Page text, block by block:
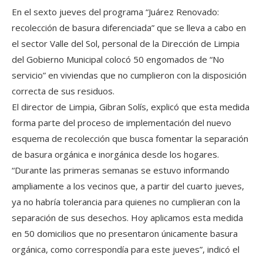
En el sexto jueves del programa “Juárez Renovado:
recolección de basura diferenciada” que se lleva a cabo en
el sector Valle del Sol, personal de la Dirección de Limpia
del Gobierno Municipal colocó 50 engomados de “No
servicio” en viviendas que no cumplieron con la disposición
correcta de sus residuos.
El director de Limpia, Gibran Solís, explicó que esta medida
forma parte del proceso de implementación del nuevo
esquema de recolección que busca fomentar la separación
de basura orgánica e inorgánica desde los hogares.
“Durante las primeras semanas se estuvo informando
ampliamente a los vecinos que, a partir del cuarto jueves,
ya no habría tolerancia para quienes no cumplieran con la
separación de sus desechos. Hoy aplicamos esta medida
en 50 domicilios que no presentaron únicamente basura
orgánica, como correspondía para este jueves”, indicó el